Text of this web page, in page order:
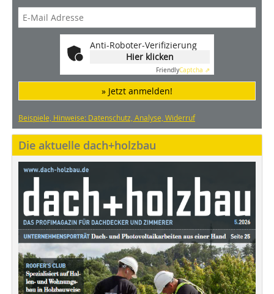
Anti-Roboter-Verifizierung
Hier klicken
FriendlyCaptcha ⇗
» Jetzt anmelden!
Beispiele, Hinweise: Datenschutz, Analyse, Widerruf
Die aktuelle dach+holzbau